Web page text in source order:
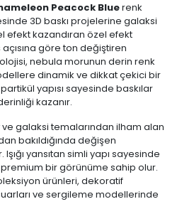
Peacock Bluerenk
3D baskı projelerine galaksi
efekt kazandıran özel efekt
göre ton değiştiren
nebula morunun derin renk
dinamik ve dikkat çekici bir
yapısı sayesinde baskılar
kazanır.
galaksi temalarından ilham alan
bakıldığında değişen
yansıtan simli yapı sayesinde
bir görünüme sahip olur.
ürünleri, dekoratif
ve sergileme modellerinde